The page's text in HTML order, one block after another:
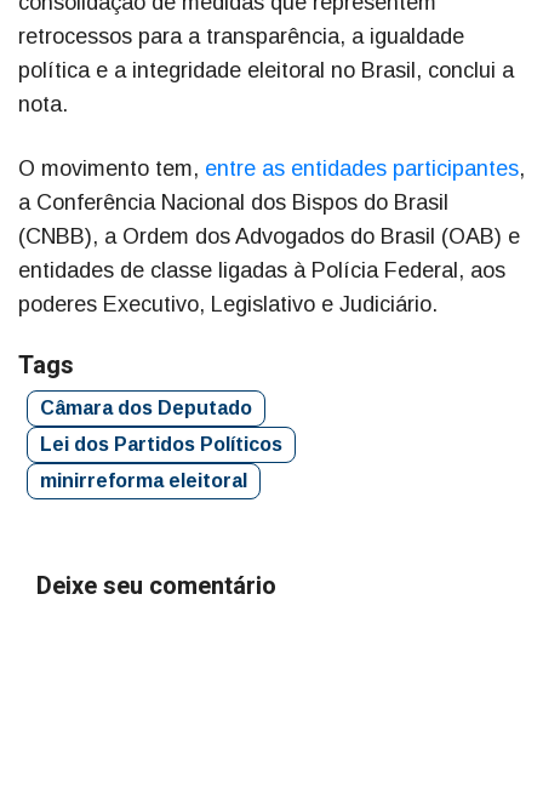
retrocessos para a transparência, a igualdade
política e a integridade eleitoral no Brasil, conclui a
nota.
O movimento tem, entre as entidades participantes,
a Conferência Nacional dos Bispos do Brasil
(CNBB), a Ordem dos Advogados do Brasil (OAB) e
entidades de classe ligadas à Polícia Federal, aos
poderes Executivo, Legislativo e Judiciário.
Tags
Câmara dos Deputado
Lei dos Partidos Políticos
minirreforma eleitoral
Deixe seu comentário